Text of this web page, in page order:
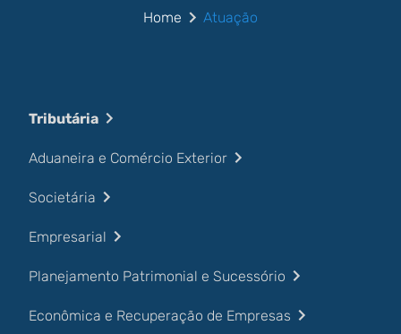
Home Atuação
Tributária
Aduaneira e Comércio Exterior
Societária
Empresarial
Planejamento Patrimonial e Sucessório
Econômica e Recuperação de Empresas